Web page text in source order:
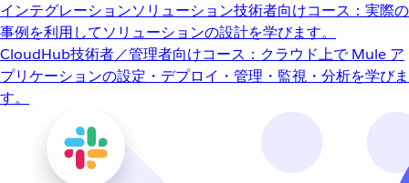
インテグレーションソリューション技術者向けコース：実際の
事例を利用してソリューションの設計を学びます。
CloudHub技術者／管理者向けコース：クラウド上で Mule ア
プリケーションの設定・デプロイ・管理・監視・分析を学びま
す。